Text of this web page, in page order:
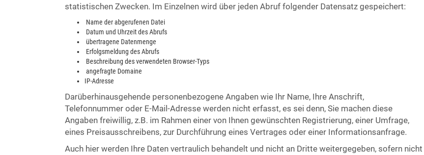
statistischen Zwecken. Im Einzelnen wird über jeden Abruf folgender Datensatz gespeichert:
Name der abgerufenen Datei
Datum und Uhrzeit des Abrufs
übertragene Datenmenge
Erfolgsmeldung des Abrufs
Beschreibung des verwendeten Browser-Typs
angefragte Domaine
IP-Adresse
Darüberhinausgehende personenbezogene Angaben wie Ihr Name, Ihre Anschrift,
Telefonnummer oder E-Mail-Adresse werden nicht erfasst, es sei denn, Sie machen diese
Angaben freiwillig, z.B. im Rahmen einer von Ihnen gewünschten Registrierung, einer Umfrage,
eines Preisausschreibens, zur Durchführung eines Vertrages oder einer Informationsanfrage.
Auch hier werden Ihre Daten vertraulich behandelt und nicht an Dritte weitergegeben, sofern nicht